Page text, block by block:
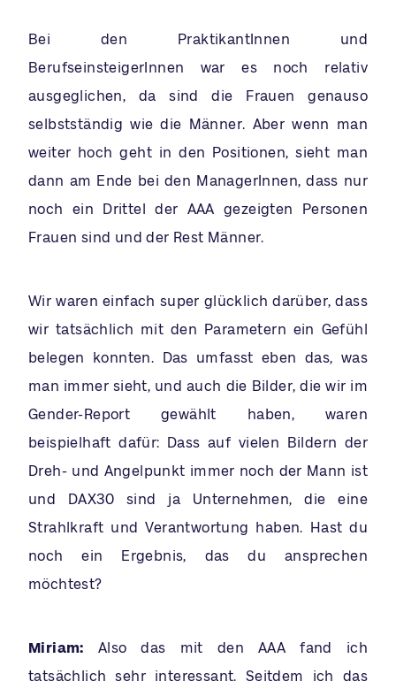
Bei den PraktikantInnen und
BerufseinsteigerInnen war es noch relativ
ausgeglichen, da sind die Frauen genauso
selbstständig wie die Männer. Aber wenn man
weiter hoch geht in den Positionen, sieht man
dann am Ende bei den ManagerInnen, dass nur
noch ein Drittel der AAA gezeigten Personen
Frauen sind und der Rest Männer.
Wir waren einfach super glücklich darüber, dass
wir tatsächlich mit den Parametern ein Gefühl
belegen konnten. Das umfasst eben das, was
man immer sieht, und auch die Bilder, die wir im
Gender-Report gewählt haben, waren
beispielhaft dafür: Dass auf vielen Bildern der
Dreh- und Angelpunkt immer noch der Mann ist
und DAX30 sind ja Unternehmen, die eine
Strahlkraft und Verantwortung haben. Hast du
noch ein Ergebnis, das du ansprechen
möchtest?
Miriam: Also das mit den AAA fand ich
tatsächlich sehr interessant. Seitdem ich das